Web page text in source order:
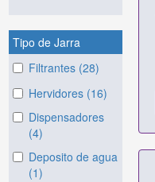
Tipo de Jarra
Filtrantes (28)
Hervidores (16)
Dispensadores
(4)
Deposito de agua
(1)